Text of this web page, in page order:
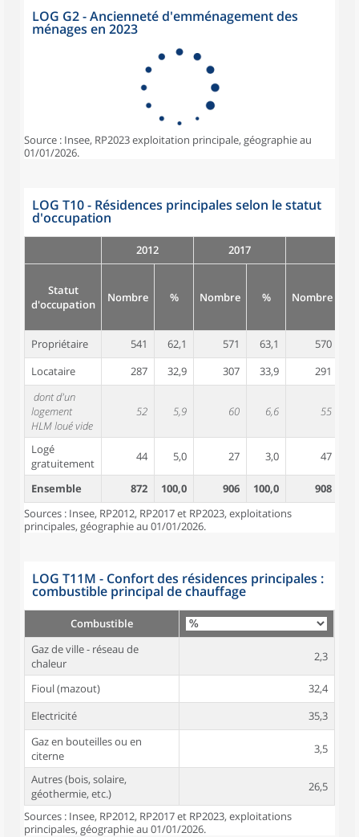
LOG G2 - Ancienneté d'emménagement des
ménages en 2023
Source : Insee, RP2023 exploitation principale, géographie au
01/01/2026.
LOG T10 - Résidences principales selon le statut
d'occupation
2012 2017
Statut
d'occupation
Nombre % Nombre % Nombre
Propriétaire 541 62,1 571 63,1 570
Locataire
287 32,9 307 33,9 291
dont d'un
logement
HLM loué vide
52 5,9 60 6,6 55
Logé
gratuitement
44 5,0 27 3,0 47
Ensemble 872 100,0 906 100,0 908
Sources : Insee, RP2012, RP2017 et RP2023, exploitations
principales, géographie au 01/01/2026.
LOG T11M - Confort des résidences principales :
combustible principal de chauffage
Combustible
Gaz de ville - réseau de
chaleur
2,3
Fioul (mazout)
32,4
Electricité
35,3
Gaz en bouteilles ou en
citerne
3,5
Autres (bois, solaire,
géothermie, etc.)
26,5
Sources : Insee, RP2012, RP2017 et RP2023, exploitations
principales, géographie au 01/01/2026.